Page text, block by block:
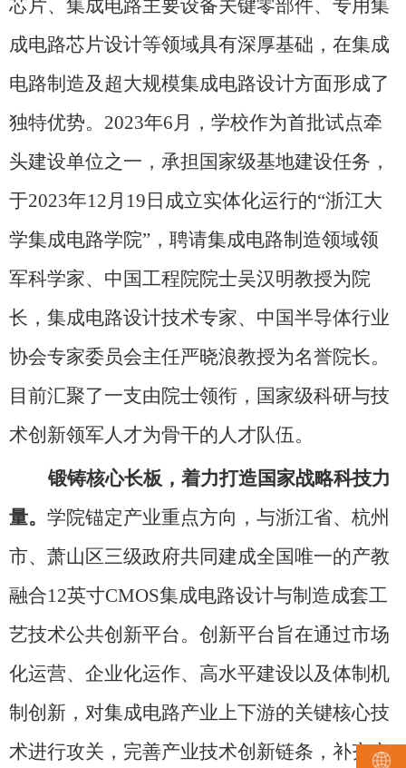
芯片、集成电路主要设备关键零部件、专用集
成电路芯片设计等领域具有深厚基础，在集成
电路制造及超大规模集成电路设计方面形成了
独特优势。 2023年6月，学校作为首批试点牵
头建设单位之一，承担国家级基地建设任务，
于2023年12月 19 日成立实体化运行的“浙江大
学集成电路学院”，聘请集成电路制造领域领
军科学家、中国工程院院士吴汉明教授为院
长，集成电路设计技术专家、中国半导体行业
协会专家委员会主任严晓浪教授为名誉院长。
目前汇聚了一支由院士领衔，国家级科研与技
术创新领军人才为骨干的人才队伍。
锻铸核心长板，着力打造国家战略科技力
量。 学院锚定产业重点方向，与浙江省、杭州
市、萧山区三级政府共同建成全国唯一的产教
融合12英寸CMOS集成电路设计与制造成套工
艺技术公共创新平台。创新平台旨在通过市场
化运营、企业化运作、高水平建设以及体制机
制创新，对集成电路产业上下游的关键核心技
术进行攻关，完善产业技术创新链条，补齐产